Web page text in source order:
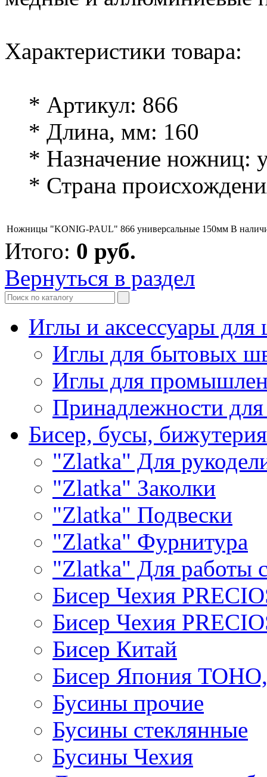
Характеристики товара:
* Артикул: 866
* Длина, мм: 160
* Назначение ножниц:
* Страна
Ножницы "KONIG-PAUL" 866 универсальные 150мм В
Итого: 0 руб.
Вернуться в раздел
Иглы и аксессуары
Иглы для бытовых
Иглы для
Принадлежности
Бисер, бусы, бижутерия
"Zlatka" Для
"Zlatka" Заколки
"Zlatka" Подвески
"Zlatka" Фурнитура
"Zlatka" Для работы
Бисер Чехия
Бисер Чехия
Бисер Китай
Бисер Япония
Бусины прочие
Бусины стеклянные
Бусины Чехия